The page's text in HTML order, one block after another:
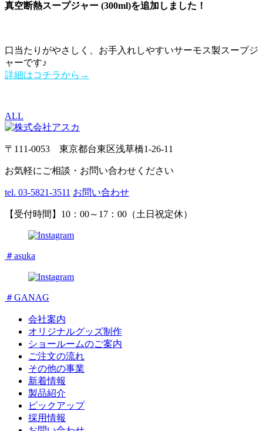
真空断熱スープジャー (300ml)を追加しました！
口当たりがやさしく、お手入れしやすいサーモス製スープジ
ャーです♪
詳細はコチラから→
ALL
〒111-0053 東京都台東区浅草橋1-26-11
お気軽にご相談・お問い合わせください
tel. 03-5821-3511 お問い合わせ
【受付時間】10：00～17：00（土日祝定休）
＃asuka
＃GANAG
会社案内
オリジナルグッズ制作
ショールームのご案内
ご注文の流れ
その他の事業
新着情報
製品紹介
ピックアップ
採用情報